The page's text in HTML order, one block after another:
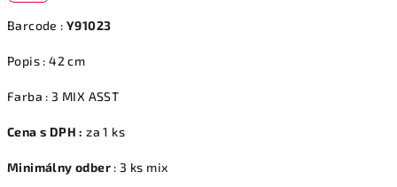
Barcode : Y91023
Popis : 42 cm
Farba : 3 MIX ASST
Cena s DPH : za 1 ks
Minimálny odber : 3 ks mix